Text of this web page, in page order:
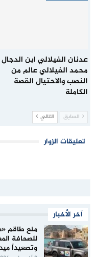
عدنان الفيلالي ابن الدجال
محمد الفيلالي عالم من
النصب والاحتيال القصة
الكاملة
السابق التالي
تعليقات الزوار
آخر الأخبار
منع طاقم
للصحافة
وتصعيداً